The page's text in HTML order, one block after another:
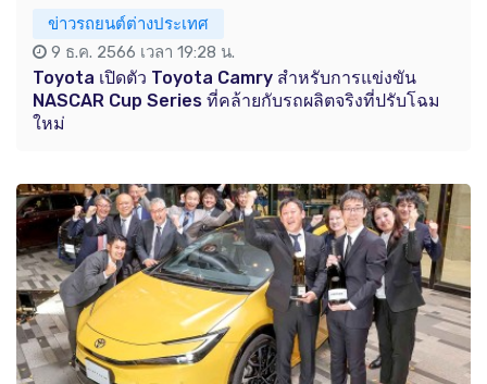
ข่าวรถยนต์ต่างประเทศ
9 ธ.ค. 2566 เวลา 19:28 น.
Toyota เปิดตัว Toyota Camry สำหรับการแข่งขัน
NASCAR Cup Series ที่คล้ายกับรถผลิตจริงที่ปรับโฉม
ใหม่